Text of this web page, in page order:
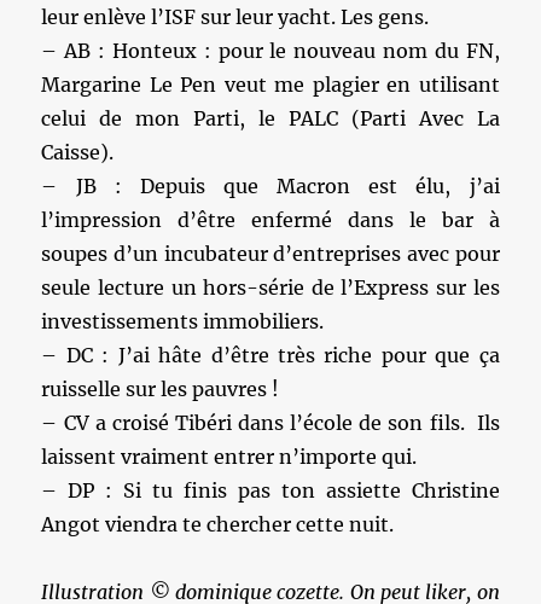
leur enlève l’ISF sur leur yacht. Les gens.
– AB : Honteux : pour le nouveau nom du FN,
Margarine Le Pen veut me plagier en utilisant
celui de mon Parti, le PALC (Parti Avec La
Caisse).
– JB : Depuis que Macron est élu, j’ai
l’impression d’être enfermé dans le bar à
soupes d’un incubateur d’entreprises avec pour
seule lecture un hors-série de l’Express sur les
investissements immobiliers.
– DC : J’ai hâte d’être très riche pour que ça
ruisselle sur les pauvres !
– CV a croisé Tibéri dans l’école de son fils. Ils
laissent vraiment entrer n’importe qui.
– DP : Si tu finis pas ton assiette Christine
Angot viendra te chercher cette nuit.
Illustration © dominique cozette. On peut liker, on